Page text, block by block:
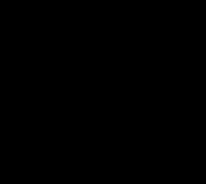
internos utilizados en
servomovimiento permite a los
perfiles de conformado para acero
metálicas revestidas, mejorando la
buscan piezas de calidad constante,